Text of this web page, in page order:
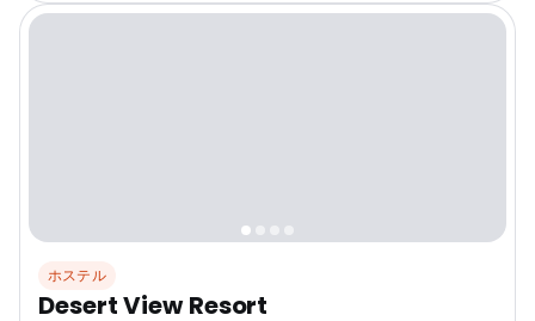
ホステル
Desert View Resort